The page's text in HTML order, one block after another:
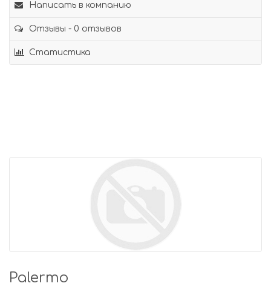
Написать в компанию
Отзывы - 0 отзывов
Статистика
Palermo